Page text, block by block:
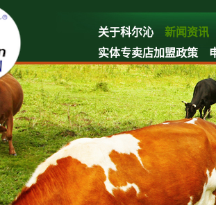
关于科尔沁
新闻资讯
实体专卖店加盟政策